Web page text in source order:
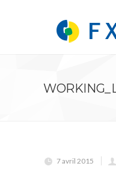
7 avril 2015